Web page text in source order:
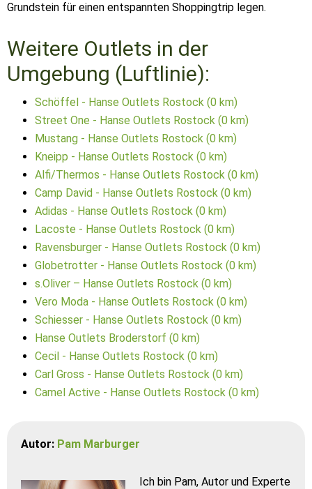
Grundstein für einen entspannten Shoppingtrip legen.
Weitere Outlets in der
Umgebung (Luftlinie):
Schöffel - Hanse Outlets Rostock (0 km)
Street One - Hanse Outlets Rostock (0 km)
Mustang - Hanse Outlets Rostock (0 km)
Kneipp - Hanse Outlets Rostock (0 km)
Alfi/Thermos - Hanse Outlets Rostock (0 km)
Camp David - Hanse Outlets Rostock (0 km)
Adidas - Hanse Outlets Rostock (0 km)
Lacoste - Hanse Outlets Rostock (0 km)
Ravensburger - Hanse Outlets Rostock (0 km)
Globetrotter - Hanse Outlets Rostock (0 km)
s.Oliver – Hanse Outlets Rostock (0 km)
Vero Moda - Hanse Outlets Rostock (0 km)
Schiesser - Hanse Outlets Rostock (0 km)
Hanse Outlets Broderstorf (0 km)
Cecil - Hanse Outlets Rostock (0 km)
Carl Gross - Hanse Outlets Rostock (0 km)
Camel Active - Hanse Outlets Rostock (0 km)
Autor: Pam Marburger
Ich bin Pam, Autor und Experte